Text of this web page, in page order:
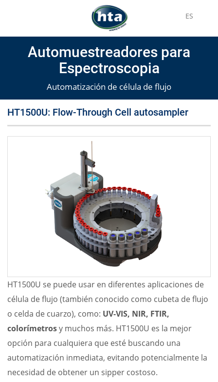
ES
Automuestreadores para
Espectroscopia
Automatización de célula de flujo
HT1500U se puede usar en diferentes aplicaciones de
célula de flujo (también conocido como cubeta de flujo
o celda de cuarzo), como: UV-VIS, NIR, FTIR,
colorímetrosy muchos más. HT1500U es la mejor
opción para cualquiera que esté buscando una
automatización inmediata, evitando potencialmente la
necesidad de obtener un sipper costoso.
HT1500U: Flow-Through Cell autosampler